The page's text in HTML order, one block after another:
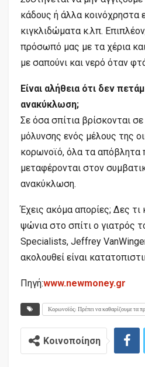
κάδους ή άλλα κοινόχρηστα
κιγκλιδώματα κ.λπ.
πρόσωπό μας με τα χέρια
με σαπούνι και νερό όταν
Είναι αλήθεια ότι δεν
ανακύκλωση;
Σε όσα σπίτια βρίσκονται
μόλυνσης ενός μέλους της
κορωνοϊό, όλα τα απόβλητα
μεταφέρονται στον
ανακύκλωση.
Έχεις ακόμα απορίες; Δες τι
ψώνια στο σπίτι ο γιατρός
Specialists, Jeffrey
ακολουθεί είναι
Πηγή:www.newmoney.gr
Κορωνοϊός: Πρέπει να καθαρίζουμε τα
Κοινοποίηση